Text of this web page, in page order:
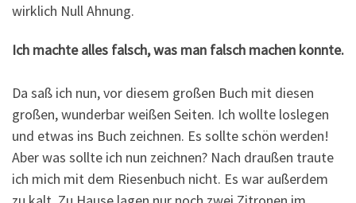
wirklich Null Ahnung.
Ich machte alles falsch, was man falsch machen konnte.
Da saß ich nun, vor diesem großen Buch mit diesen
großen, wunderbar weißen Seiten. Ich wollte loslegen
und etwas ins Buch zeichnen. Es sollte schön werden!
Aber was sollte ich nun zeichnen? Nach draußen traute
ich mich mit dem Riesenbuch nicht. Es war außerdem